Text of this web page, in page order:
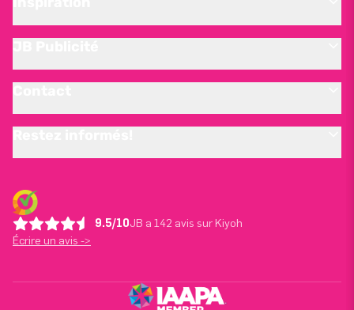
9.5/10JB a 142 avis sur Kiyoh
Écrire un avis ->